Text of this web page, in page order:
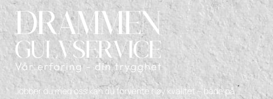
Jobber du med oss kan du forvente høy kvalitet – både på